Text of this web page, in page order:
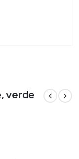
verde